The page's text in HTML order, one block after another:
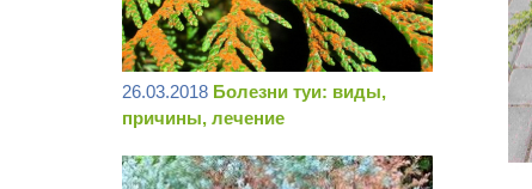
26.03.2018 Болезни туи: виды,
причины, лечение